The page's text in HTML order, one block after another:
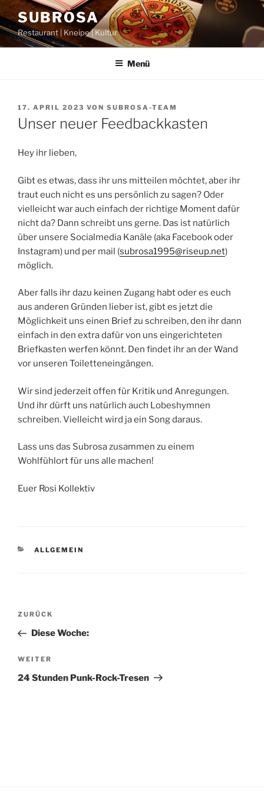
Zum
Inhalt
springen
SUBROSA
Restaurant | Kneipe | Kultur
Menü
VERÖFFENTLICHT
AM
17. APRIL 2023 VON SUBROSA-TEAM
Unser neuer Feedbackkasten
Hey ihr lieben,
Gibt es etwas, dass ihr uns mitteilen möchtet, aber ihr
traut euch nicht es uns persönlich zu sagen? Oder
vielleicht war auch einfach der richtige Moment dafür
nicht da? Dann schreibt uns gerne. Das ist natürlich
über unsere Socialmedia Kanäle (aka Facebook oder
Instagram) und per mail (subrosa1995@riseup.net)
möglich.
Aber falls ihr dazu keinen Zugang habt oder es euch
aus anderen Gründen lieber ist, gibt es jetzt die
Möglichkeit uns einen Brief zu schreiben, den ihr dann
einfach in den extra dafür von uns eingerichteten
Briefkasten werfen könnt. Den findet ihr an der Wand
vor unseren Toiletteneingängen.
Wir sind jederzeit offen für Kritik und Anregungen.
Und ihr dürft uns natürlich auch Lobeshymnen
schreiben. Vielleicht wird ja ein Song daraus.
Lass uns das Subrosa zusammen zu einem
Wohlfühlort für uns alle machen!
Euer Rosi Kollektiv
KATEGORIEN
ALLGEMEIN
Beitragsnavigation
Vorheriger
Beitrag
ZURÜCK
Diese Woche:
Nächster
Beitrag
WEITER
24 Stunden Punk-Rock-Tresen